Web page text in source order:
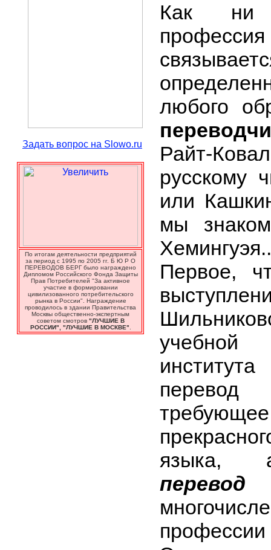
Задать вопрос на Slowo.ru
По итогам деятельности предприятий
за период с 1995 по 2005 гг. Б Ю Р О
ПЕРЕВОДОВ БЕРГ было награждено
Дипломом Российского Фонда Защиты
Прав Потребителей "За активное
участие в формировании
цивилизованного потребительского
рынка в России". Награждение
проводилось в здании Правительства
Москвы общественно-экспертным
советом смотров "ЛУЧШИЕ В
РОССИИ", "ЛУЧШИЕ В МОСКВЕ"
Как ни
любого
Райт-
русскому
или
мы
Первое,
учебной
перевод
профессии